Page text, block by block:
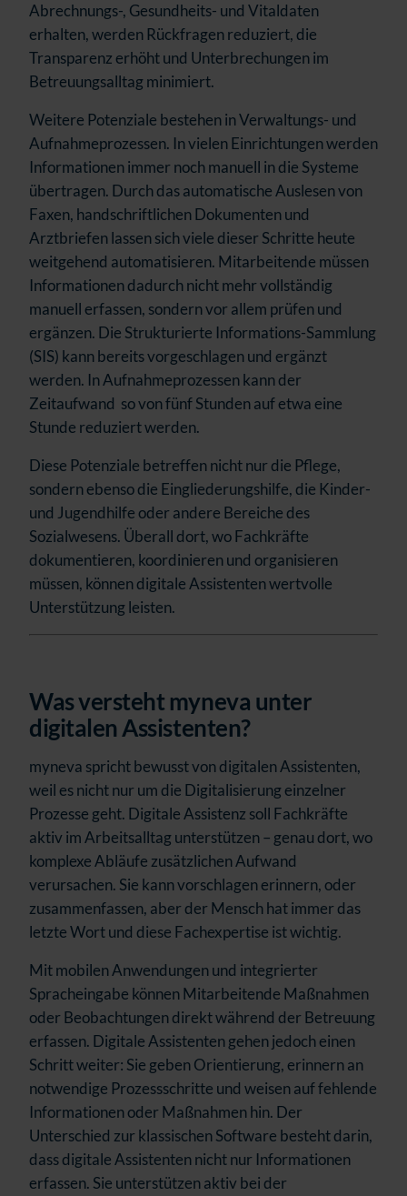
Abrechnungs-, Gesundheits- und Vitaldaten
erhalten, werden Rückfragen reduziert, die
Transparenz erhöht und Unterbrechungen im
Betreuungsalltag minimiert.
Weitere Potenziale bestehen in Verwaltungs- und
Aufnahmeprozessen. In vielen Einrichtungen werden
Informationen immer noch manuell in die Systeme
übertragen. Durch das automatische Auslesen von
Faxen, handschriftlichen Dokumenten und
Arztbriefen lassen sich viele dieser Schritte heute
weitgehend automatisieren. Mitarbeitende müssen
Informationen dadurch nicht mehr vollständig
manuell erfassen, sondern vor allem prüfen und
ergänzen. Die Strukturierte Informations-Sammlung
(SIS) kann bereits vorgeschlagen und ergänzt
werden. In Aufnahmeprozessen kann der
Zeitaufwand so von fünf Stunden auf etwa eine
Stunde reduziert werden.
Diese Potenziale betreffen nicht nur die Pflege,
sondern ebenso die Eingliederungshilfe, die Kinder-
und Jugendhilfe oder andere Bereiche des
Sozialwesens. Überall dort, wo Fachkräfte
dokumentieren, koordinieren und organisieren
müssen, können digitale Assistenten wertvolle
Unterstützung leisten.
Was versteht myneva unter
digitalen Assistenten?
myneva spricht bewusst von digitalen Assistenten,
weil es nicht nur um die Digitalisierung einzelner
Prozesse geht. Digitale Assistenz soll Fachkräfte
aktiv im Arbeitsalltag unterstützen – genau dort, wo
komplexe Abläufe zusätzlichen Aufwand
verursachen. Sie kann vorschlagen erinnern, oder
zusammenfassen, aber der Mensch hat immer das
letzte Wort und diese Fachexpertise ist wichtig.
Mit mobilen Anwendungen und integrierter
Spracheingabe können Mitarbeitende Maßnahmen
oder Beobachtungen direkt während der Betreuung
erfassen. Digitale Assistenten gehen jedoch einen
Schritt weiter: Sie geben Orientierung, erinnern an
notwendige Prozessschritte und weisen auf fehlende
Informationen oder Maßnahmen hin. Der
Unterschied zur klassischen Software besteht darin,
dass digitale Assistenten nicht nur Informationen
erfassen. Sie unterstützen aktiv bei der